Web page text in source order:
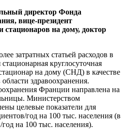
директор Фонда
вице-президент
на дому, доктор
затратных статьей расходов в
круглосуточная
на дому (СНД) в качестве
здравоохранения.
Франции направлена на
Министерством
целевые показатели для
год на 100 тыс. населения (в
на 100 тыс. населения).